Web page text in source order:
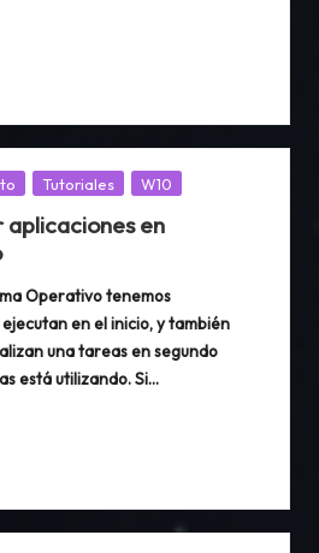
Tutoriales W10
en
Operativo tenemos
en el inicio, y también
una tareas en segundo
está utilizando. Si…